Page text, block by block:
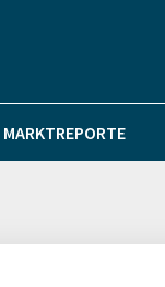
MARKTREPORTE